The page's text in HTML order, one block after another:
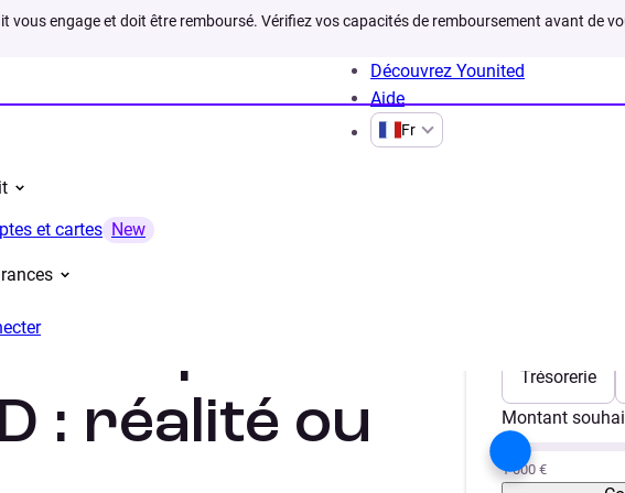
vous engage et doit être remboursé. Vérifiez vos capacités de remboursement avant de
Découvrez Younited
Aide
Fr
et cartes New
Prêt Personnel Situation
quand on
: réalité ou
Trésorerie
Montant
1 000 €